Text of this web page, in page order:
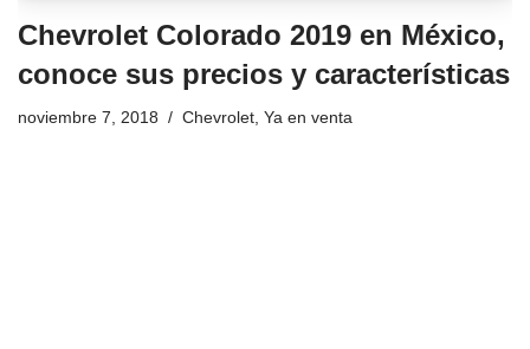
Chevrolet Colorado 2019 en México,
conoce sus precios y características
noviembre 7, 2018 Chevrolet, Ya en venta